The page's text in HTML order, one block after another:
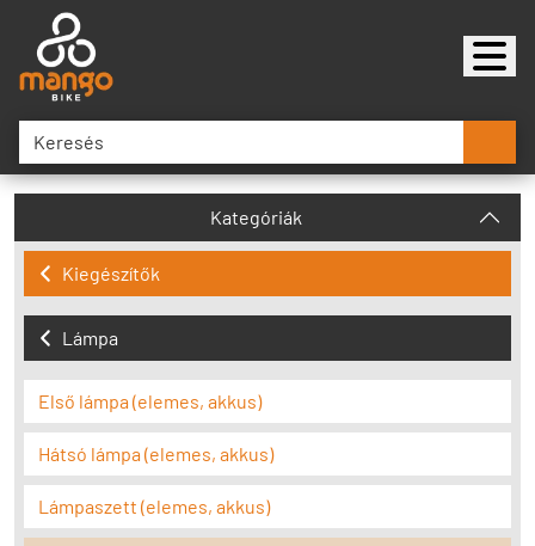
Kategóriák
Kiegészítők
Lámpa
Első lámpa (elemes, akkus)
Hátsó lámpa (elemes, akkus)
Lámpaszett (elemes, akkus)